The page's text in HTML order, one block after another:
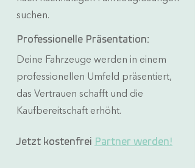
suchen.
Professionelle Präsentation:
Deine Fahrzeuge werden in einem
professionellen Umfeld präsentiert,
das Vertrauen schafft und die
Kaufbereitschaft erhöht.
Jetzt kostenfrei Partner werden!